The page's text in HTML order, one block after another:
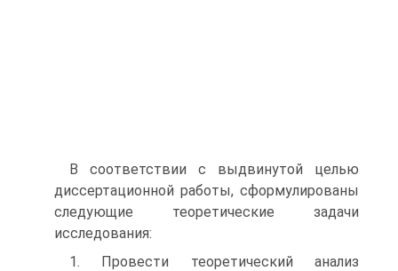
В соответствии с выдвинутой целью
диссертационной работы, сформулированы
следующие теоретические задачи
исследования:
1. Провести теоретический анализ